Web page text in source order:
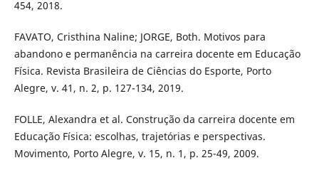
454, 2018.
FAVATO, Cristhina Naline; JORGE, Both. Motivos para
abandono e permanência na carreira docente em Educação
Física. Revista Brasileira de Ciências do Esporte, Porto
Alegre, v. 41, n. 2, p. 127-134, 2019.
FOLLE, Alexandra et al. Construção da carreira docente em
Educação Física: escolhas, trajetórias e perspectivas.
Movimento, Porto Alegre, v. 15, n. 1, p. 25-49, 2009.